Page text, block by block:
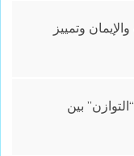
وتمييز
بين